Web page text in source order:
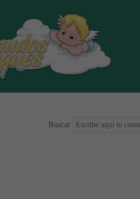
Buscar